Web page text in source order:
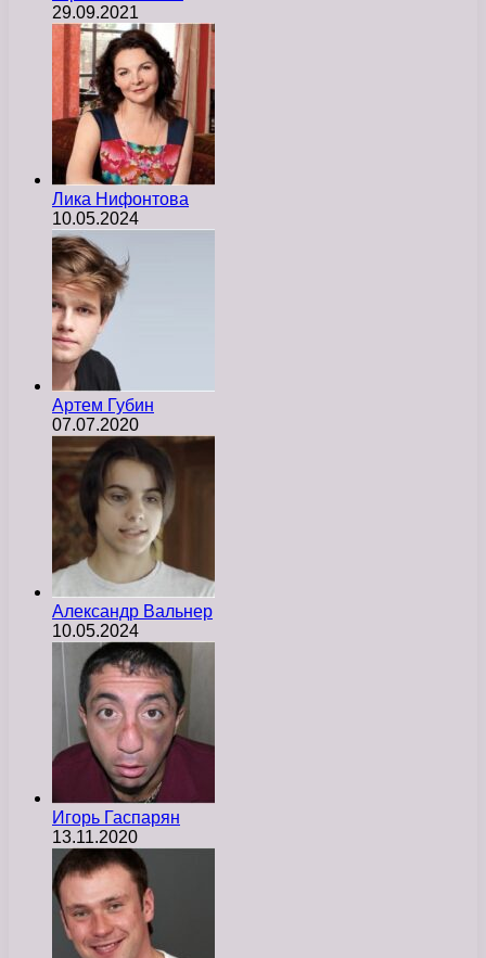
29.09.2021
Лика Нифонтова
10.05.2024
Артем Губин
07.07.2020
Александр Вальнер
10.05.2024
Игорь Гаспарян
13.11.2020